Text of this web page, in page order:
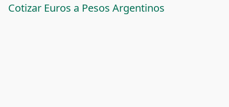
Cotizar Euros a Pesos Argentinos